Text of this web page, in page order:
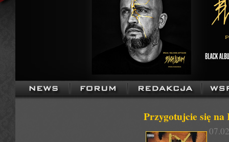
Przygotujcie się